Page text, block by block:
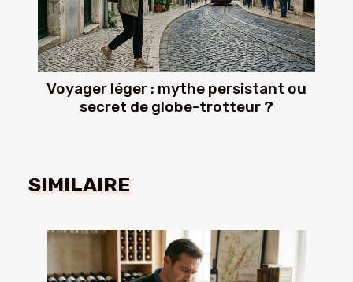
Voyager léger : mythe persistant ou
secret de globe-trotteur ?
SIMILAIRE